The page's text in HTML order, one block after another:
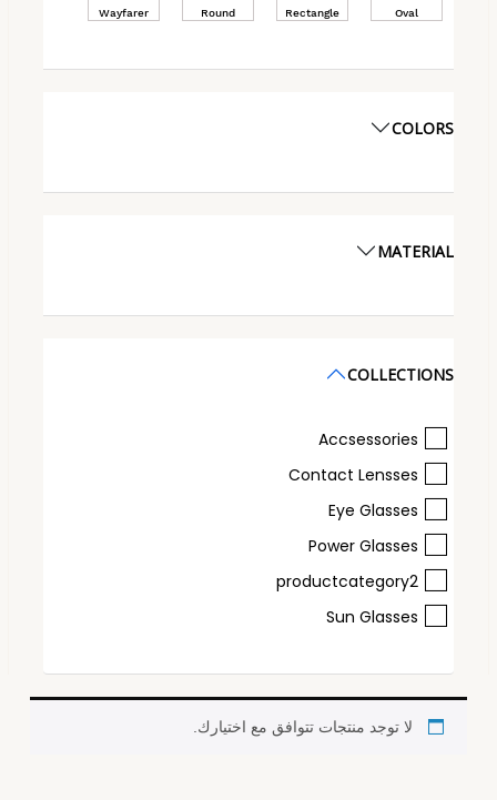
Oval
Rectangle
Round
Wayfarer
COLORS
MATERIAL
COLLECTIONS
Accsessories
Contact Lensses
Eye Glasses
Power Glasses
productcategory2
Sun Glasses
لا توجد منتجات تتوافق مع اختيارك.